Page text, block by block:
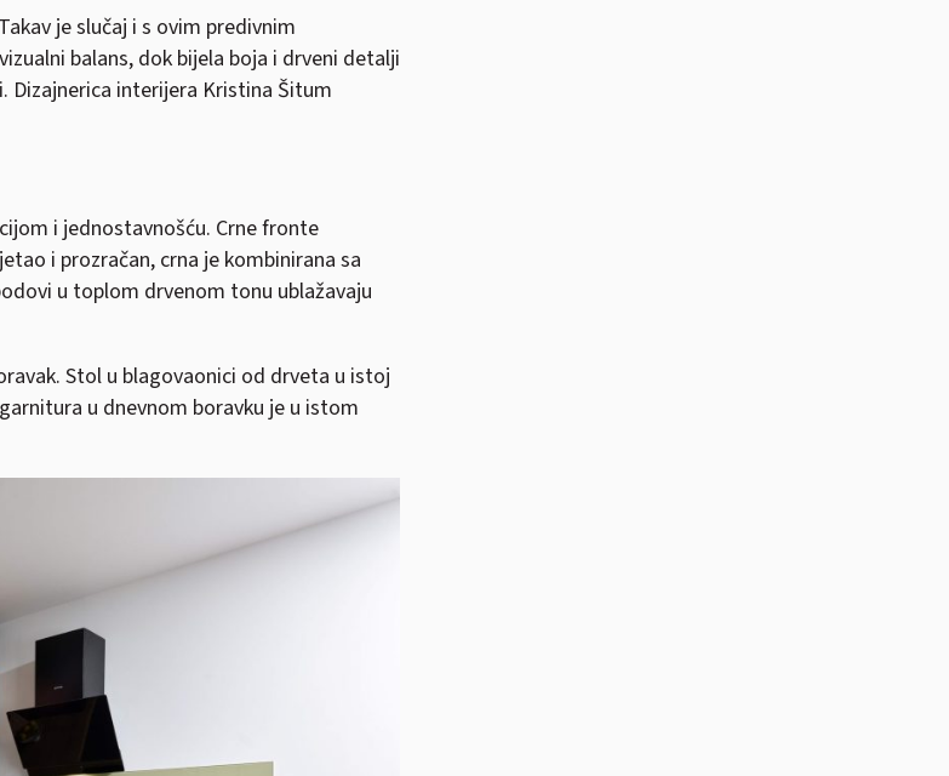
je slučaj i s ovim predivnim
balans, dok bijela boja i drveni detalji
Dizajnerica interijera Kristina Šitum
i jednostavnošću. Crne fronte
i prozračan, crna je kombinirana sa
u toplom drvenom tonu ublažavaju
Stol u blagovaonici od drveta u istoj
u dnevnom boravku je u istom